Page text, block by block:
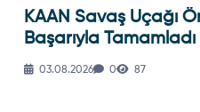
KAAN Savaş Uçağı Ön
Başarıyla Tamamladı
03.08.2026 0 87